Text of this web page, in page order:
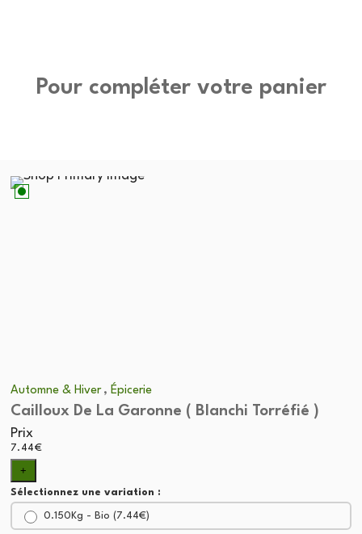
Pour compléter votre panier
Automne & Hiver , Épicerie
Cailloux De La Garonne ( Blanchi Torréfié )
Prix
7.44€
+
Sélectionnez une variation :
0.150Kg - Bio (7.44€)